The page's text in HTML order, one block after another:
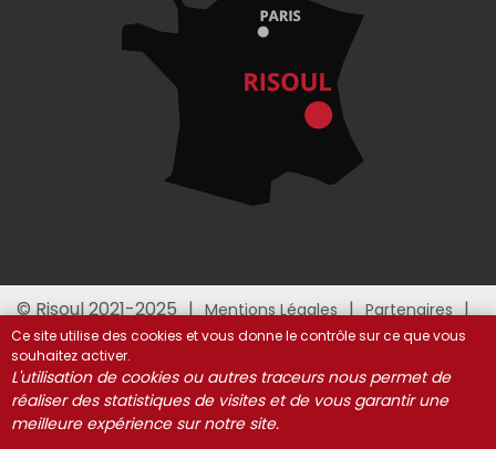
© Risoul 2021-2025 Mentions Légales
Partenaires
Gestion des cookies
Ce site utilise des cookies et vous donne le contrôle sur ce que vous
souhaitez activer.
L'utilisation de cookies ou autres traceurs nous permet de
réaliser des statistiques de visites et de vous garantir une
meilleure expérience sur notre site.